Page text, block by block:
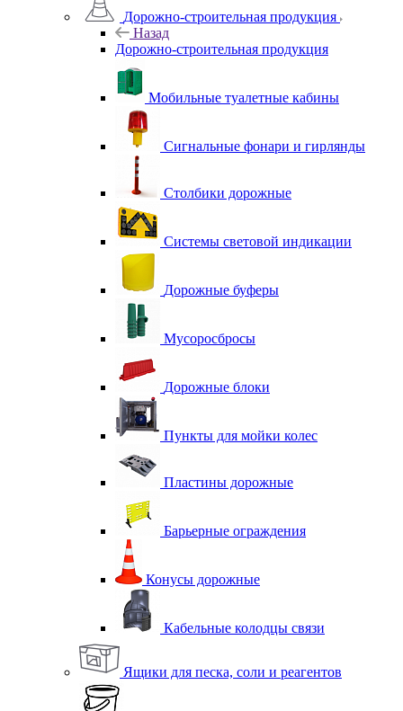
Дорожно-строительная продукция
Назад
Дорожно-строительная продукция
Мобильные туалетные кабины
Сигнальные фонари и гирлянды
Столбики дорожные
Системы световой индикации
Дорожные буферы
Мусоросбросы
Дорожные блоки
Пункты для мойки колес
Пластины дорожные
Барьерные ограждения
Конусы дорожные
Кабельные колодцы связи
Ящики для песка, соли и реагентов